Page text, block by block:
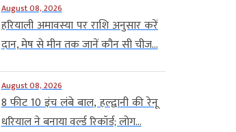
August 08, 2026
हरियाली अमावस्या पर राशि अनुसार करें
दान, मेष से मीन तक जानें कौन सी चीज...
August 08, 2026
8 फीट 10 इंच लंबे बाल, हल्द्वानी की रेनू
धरियाल ने बनाया वर्ल्ड रिकॉर्ड; लोग...